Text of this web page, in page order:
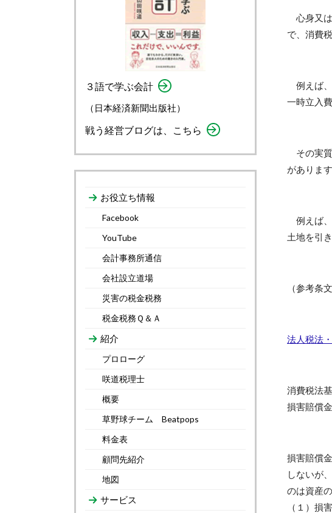
心身又は
で、消費
例えば、
一時立入
その実質
があります
例えば、
土地を引
（参考条文
法人税法
消費税法
損害賠償金
損害賠償
しないが
のは資産
（１）損
３語で学ぶ会計
（日本経済新聞出版社）
戦う経営ブログは、こちら
お役立ち情報
Facebook
YouTube
会計事務所通信
会社設立道場
災害の税金税務
税金税務Ｑ＆Ａ
紹介
プロローグ
咲道税理士
概要
草野球チーム Beatpops
料金表
顧問先紹介
地図
サービス